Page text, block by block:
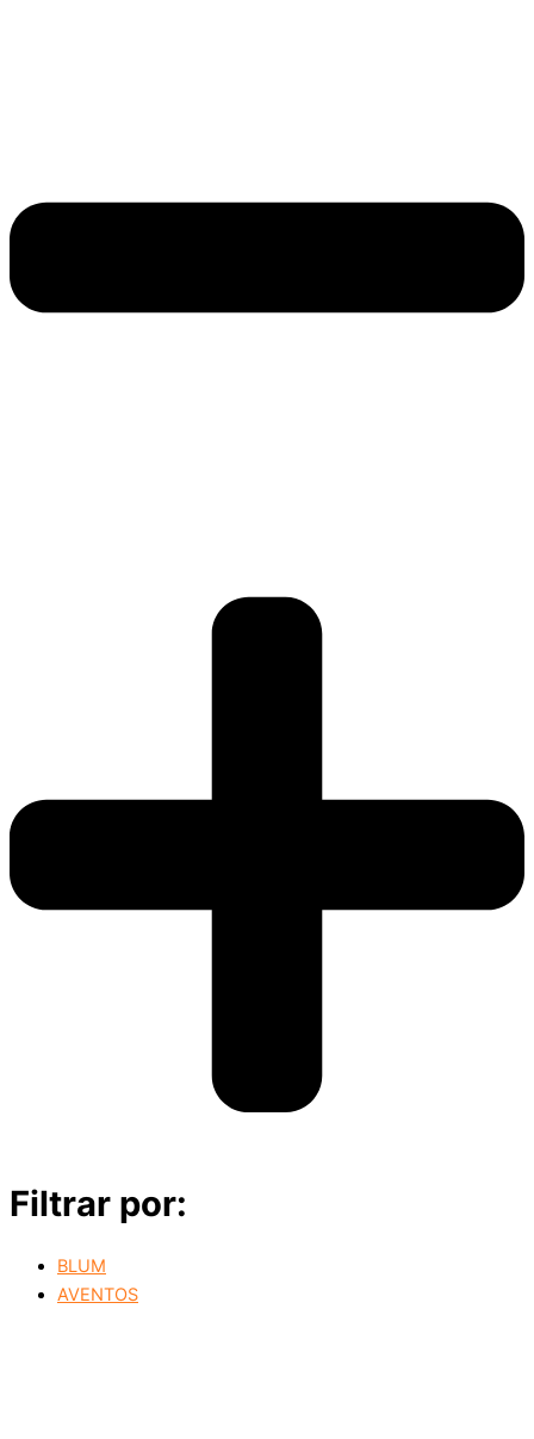
Filtrar por:
BLUM
AVENTOS